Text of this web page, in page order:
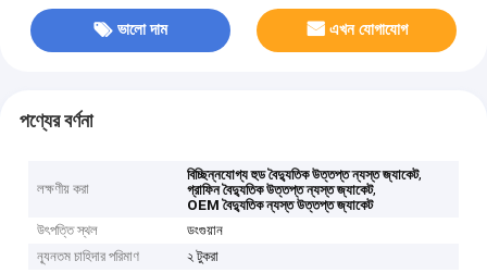
ভালো দাম এখন যোগাযোগ
পণ্যের বর্ণনা
লক্ষণীয় করা
বিচ্ছিন্নযোগ্য হুড বৈদ্যুতিক উত্তপ্ত ন্যস্ত জ্যাকেট,
গ্রাফিন বৈদ্যুতিক উত্তপ্ত ন্যস্ত জ্যাকেট,
OEM বৈদ্যুতিক ন্যস্ত উত্তপ্ত জ্যাকেট
উৎপত্তি স্থল
ডংগুয়ান
ন্যূনতম চাহিদার পরিমাণ
২ টুকরা